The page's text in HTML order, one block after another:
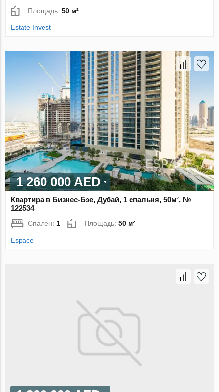
Площадь:50 м²
Estate Invest
1 260 000 AED
Квартира в Бизнес-Бэе, Дубай, 1 спальня, 50м², №
122534
Спален: 1 Площадь:50 м²
Espace